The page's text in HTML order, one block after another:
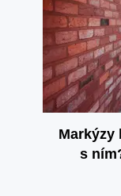
Markýzy
s